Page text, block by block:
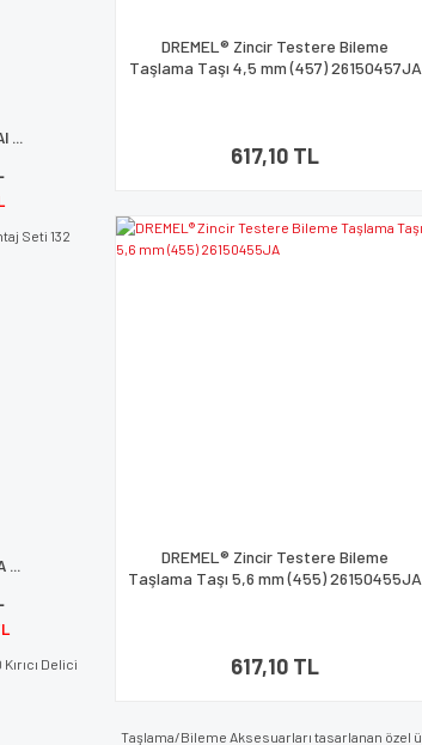
...
...
DREMEL® Zincir Testere Bileme
Taşlama Taşı 4,5 mm (457) 26150457JA
617,10 TL
DREMEL® Zincir Testere Bileme
Taşlama Taşı 5,6 mm (455) 26150455JA
617,10 TL
Taşlama/Bileme Aksesuarları tasarlanan